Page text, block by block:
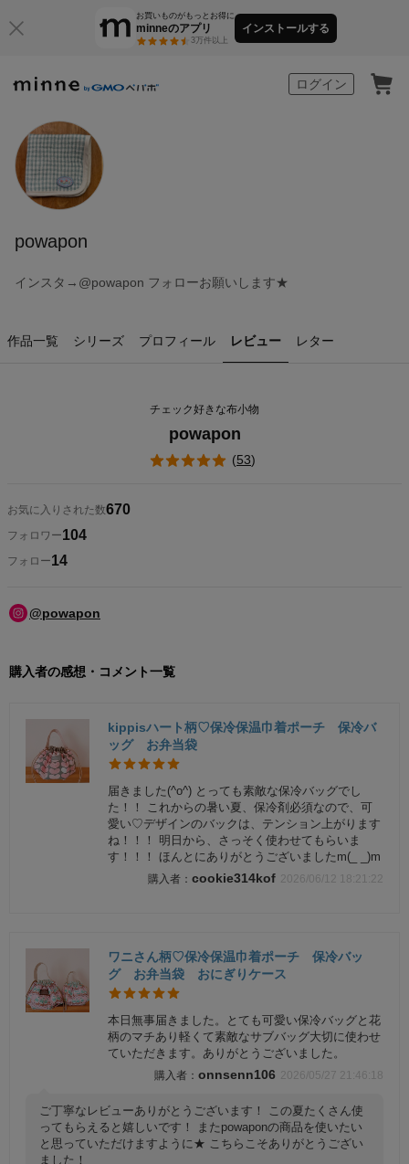
お買いものがもっとお得に
minneのアプリ
3万件以上
インストールする
ログイン
powapon
インスタ→@powapon フォローお願いします★
作品一覧 シリーズ プロフィール レビュー レター
チェック好きな布小物
powapon
(53)
お気に入りされた数670
フォロワー104
フォロー14
@powapon
購入者の感想・コメント一覧
kippisハート柄♡保冷保温巾着ポーチ 保冷バ
ッグ お弁当袋
届きました(^o^) とっても素敵な保冷バッグでし
た！！ これからの暑い夏、保冷剤必須なので、可
愛い♡デザインのバックは、テンション上がります
ね！！！ 明日から、さっそく使わせてもらいま
す！！！ ほんとにありがとうございましたm(_ _)m
cookie314kof 2026/06/12 18:21:22
ワニさん柄♡保冷保温巾着ポーチ 保冷バッ
グ お弁当袋 おにぎりケース
本日無事届きました。とても可愛い保冷バッグと花
柄のマチあり軽くて素敵なサブバッグ大切に使わせ
ていただきます。ありがとうございました。
onnsenn106 2026/05/27 21:46:18
ご丁寧なレビューありがとうございます！ この夏たくさん使
ってもらえると嬉しいです！ またpowaponの商品を使いたい
と思っていただけますように★ こちらこそありがとうござい
ました！